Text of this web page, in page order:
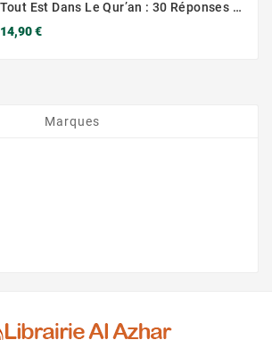
Tout Est Dans Le Qur’an : 30 Réponses Du Livre D’Allah Aux Grandes Questions De La Vie - Haifaa Younis - MuslimCity
14,90 €Prix
Marques